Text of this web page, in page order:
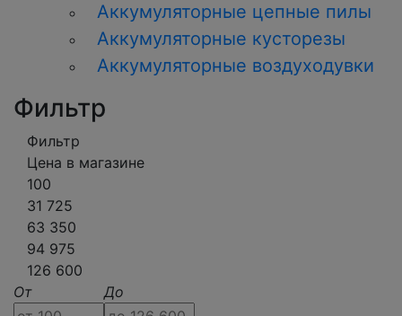
Аккумуляторные цепные пилы
Аккумуляторные кусторезы
Аккумуляторные воздуходувки
Фильтр
Фильтр
Цена в магазине
100
31 725
63 350
94 975
126 600
От
До